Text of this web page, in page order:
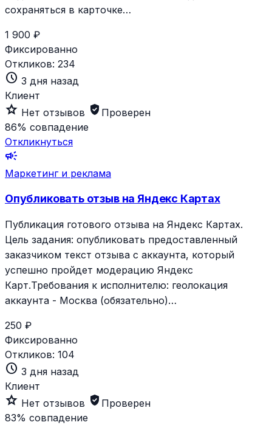
сохраняться в карточке…
1 900 ₽
Фиксированно
Откликов: 234
schedule 3 дня назад
Клиент
star_outline Нет отзывов verified_user Проверен
86% совпадение
Откликнуться
campaign
Маркетинг и реклама
Опубликовать отзыв на Яндекс Картах
Публикация готового отзыва на Яндекс Картах.
Цель задания: опубликовать предоставленный
заказчиком текст отзыва с аккаунта, который
успешно пройдет модерацию Яндекс
Карт.Требования к исполнителю: геолокация
аккаунта - Москва (обязательно)…
250 ₽
Фиксированно
Откликов: 104
schedule 3 дня назад
Клиент
star_outline Нет отзывов verified_user Проверен
83% совпадение